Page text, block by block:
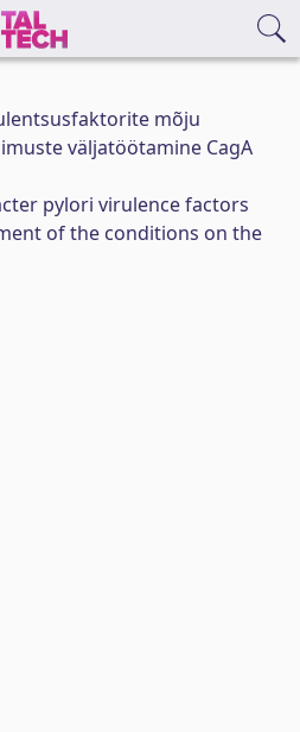
mõju
väljatöötamine CagA
pylori virulence factors
of the conditions on the